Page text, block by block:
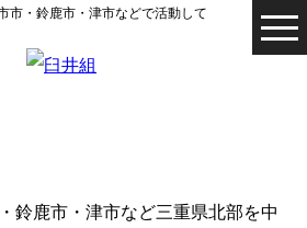
市・鈴鹿市・津市などで活動して
鈴鹿市・津市など三重県北部を中